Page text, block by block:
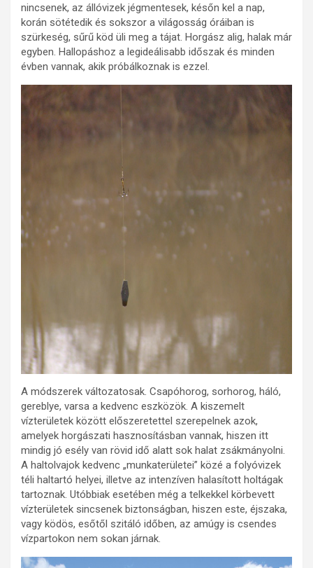
nincsenek, az állóvizek jégmentesek, későn kel a nap,
korán sötétedik és sokszor a világosság óráiban is
szürkeség, sűrű köd üli meg a tájat. Horgász alig, halak már
egyben. Hallopáshoz a legideálisabb időszak és minden
évben vannak, akik próbálkoznak is ezzel.
A módszerek változatosak. Csapóhorog, sorhorog, háló,
gereblye, varsa a kedvenc eszközök. A kiszemelt
vízterületek között előszeretettel szerepelnek azok,
amelyek horgászati hasznosításban vannak, hiszen itt
mindig jó esély van rövid idő alatt sok halat zsákmányolni.
A haltolvajok kedvenc „munkaterületei” közé a folyóvizek
téli haltartó helyei, illetve az intenzíven halasított holtágak
tartoznak. Utóbbiak esetében még a telkekkel körbevett
vízterületek sincsenek biztonságban, hiszen este, éjszaka,
vagy ködös, esőtől szitáló időben, az amúgy is csendes
vízpartokon nem sokan járnak.